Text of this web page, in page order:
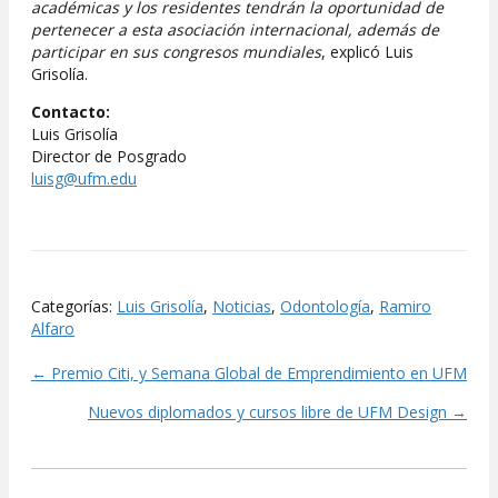
académicas y losresidentes tendrán la oportunidad de
pertenecer a esta asociación internacional, además de
participar en sus congresos mundiales, explicó Luis
Grisolía.
Contacto:
Luis Grisolía
Director de Posgrado
luisg@ufm.edu
Categorías: Luis Grisolía, Noticias, Odontología, Ramiro
Alfaro
Posts
navigation
← Premio Citi, y Semana Global de Emprendimiento en UFM
Nuevos diplomados y cursos libre de UFM Design →